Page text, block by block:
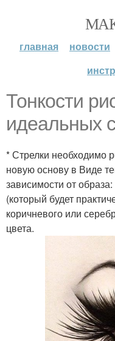
главная новости
Тонкости
идеальных
* Стрелки необходимо
новую основу в Виде
зависимости от
(который будет
коричневого или
цвета.